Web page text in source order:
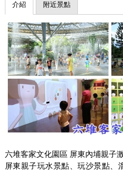
介紹 附近景點
六堆客家文化園區 屏東內埔親子
屏東親子玩水景點、玩沙景點、